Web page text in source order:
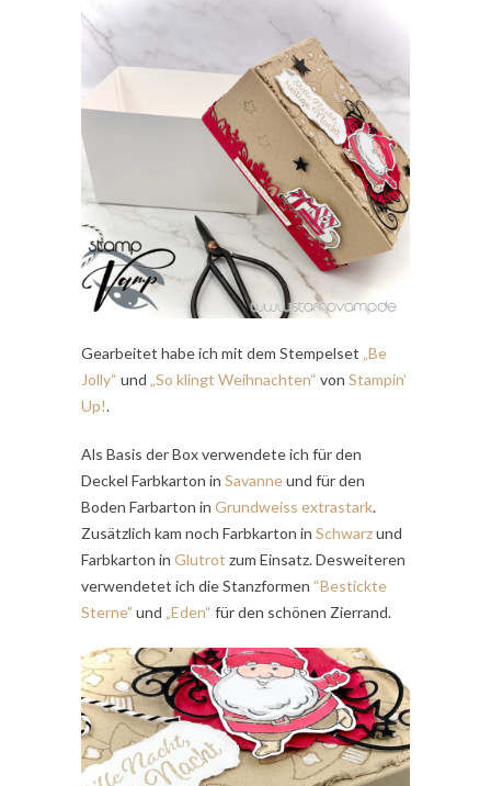
Gearbeitet habe ich mit dem Stempelset „Be
Jolly“ und „So klingt Weihnachten“ von Stampin’
Up!.
Als Basis der Box verwendete ich für den
Deckel Farbkarton in Savanneund für den
Boden Farbarton in Grundweiss extrastark.
Zusätzlich kam noch Farbkarton in Schwarzund
Farbkarton in Glutrot zum Einsatz. Desweiteren
verwendetet ich die Stanzformen “Bestickte
Sterne” und „Eden“ für den schönen Zierrand.